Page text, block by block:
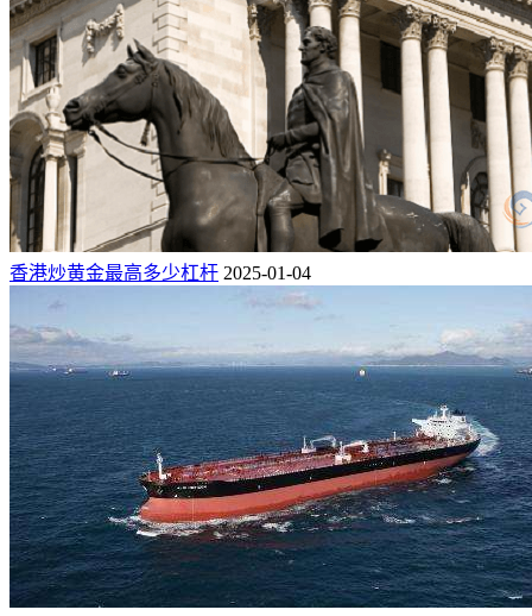
香港炒黄金最高多少杠杆 2025-01-04